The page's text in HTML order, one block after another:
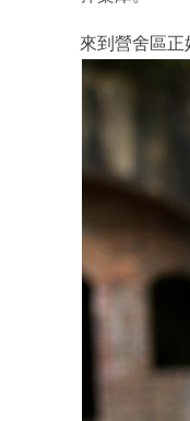
來到營舍區